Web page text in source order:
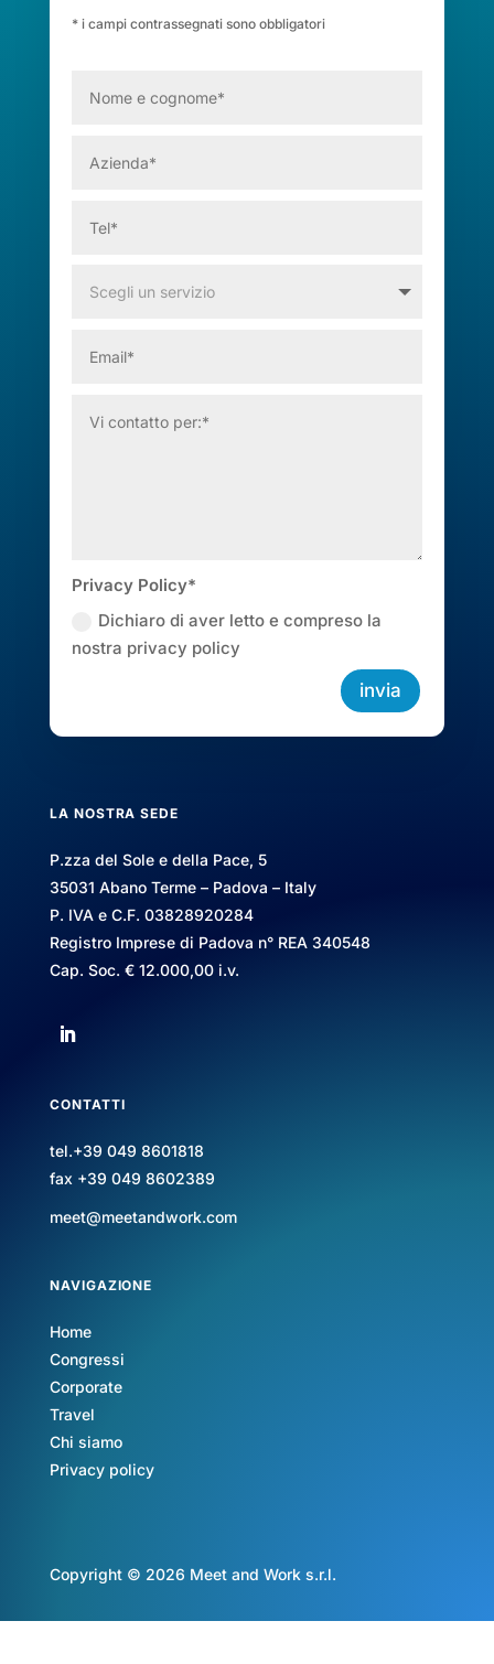
* i campi contrassegnati sono obbligatori
Privacy Policy*
Dichiaro di aver letto e compreso la
nostra privacy policy
invia
LA NOSTRA SEDE
P.zza del Sole e della Pace, 5
35031 Abano Terme – Padova – Italy
P. IVA e C.F. 03828920284
Registro Imprese di Padova n° REA 340548
Cap. Soc. € 12.000,00 i.v.
CONTATTI
tel.+39 049 8601818
fax +39 049 8602389
meet@meetandwork.com
NAVIGAZIONE
Home
Congressi
Corporate
Travel
Chi siamo
Privacy policy
Copyright © 2026 Meet and Work s.r.l.